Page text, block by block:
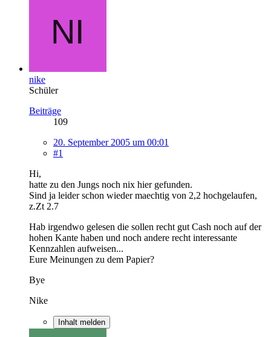
nike
Schüler
Beiträge
109
20. September 2005 um 00:01
#1
Hi,
hatte zu den Jungs noch nix hier gefunden.
Sind ja leider schon wieder maechtig von 2,2 hochgelaufen,
z.Zt 2.7
Hab irgendwo gelesen die sollen recht gut Cash noch auf der
hohen Kante haben und noch andere recht interessante
Kennzahlen aufweisen...
Eure Meinungen zu dem Papier?
Bye
Nike
Inhalt melden